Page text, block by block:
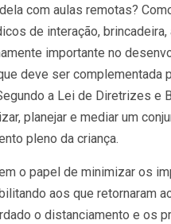
com aulas remotas?
de interação,
importante no
deve ser
a Lei de Diretrizes e
planejar e mediar um
pleno da criança.
o papel de minimizar os
aos que retornaram
o distanciamento e os